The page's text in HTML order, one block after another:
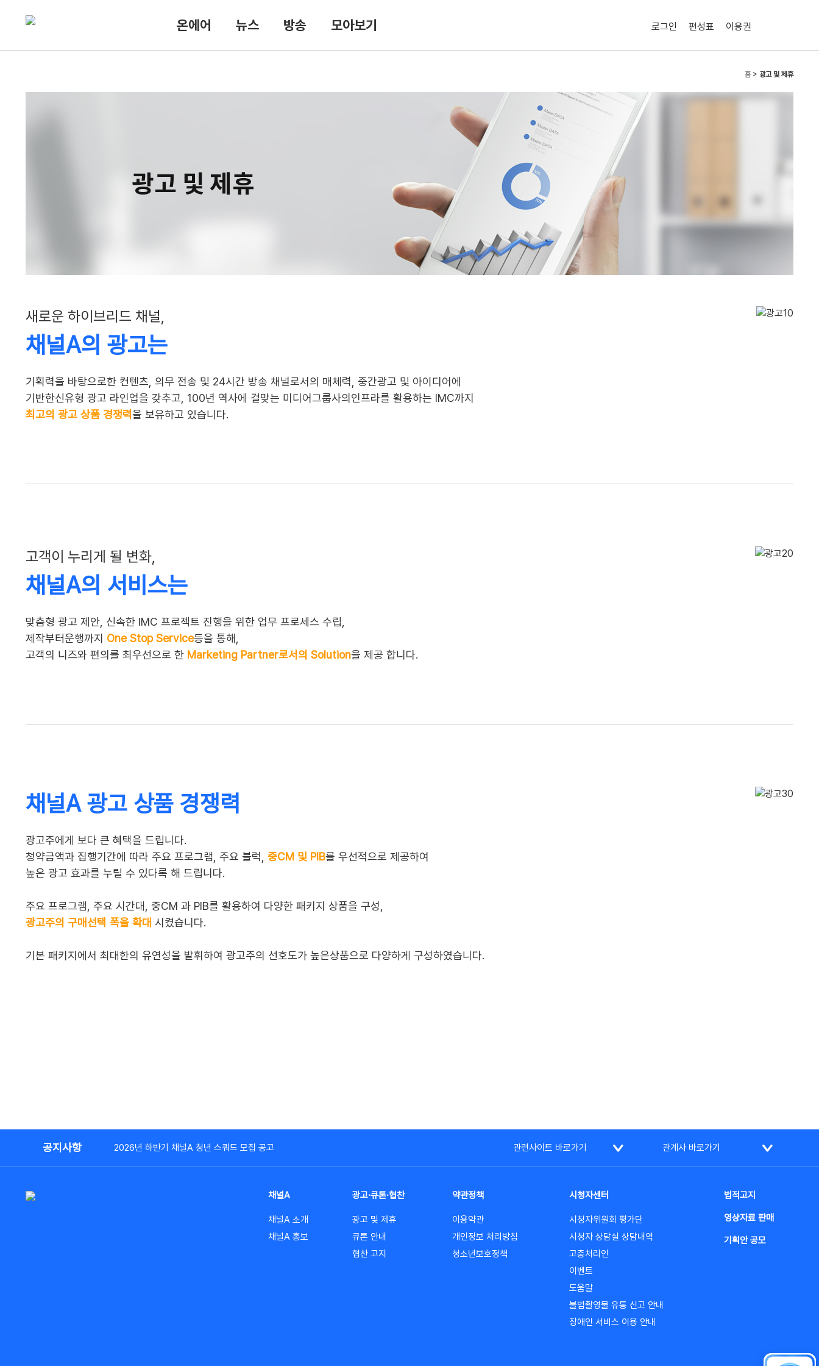
온에어 뉴스 방송 모아보기 로그인 편성표 이용권
홈 > 광고 및 제휴
새로운 하이브리드 채널,
채널A의 광고는
기획력을 바탕으로한 컨텐츠, 의무 전송 및 24시간 방송 채널로서의 매체력, 중간광고 및 아이디어에
기반한신유형 광고 라인업을 갖추고, 100년 역사에 걸맞는 미디어그룹사의인프라를 활용하는 IMC까지
최고의 광고 상품 경쟁력을 보유하고 있습니다.
고객이 누리게 될 변화,
채널A의 서비스는
맞춤형 광고 제안, 신속한 IMC 프로젝트 진행을 위한 업무 프로세스 수립,
제작부터운행까지 One Stop Service등을 통해,
고객의 니즈와 편의를 최우선으로 한 Marketing Partner로서의 Solution을 제공 합니다.
채널A 광고 상품 경쟁력
광고주에게 보다 큰 혜택을 드립니다.
청약금액과 집행기간에 따라 주요 프로그램, 주요 블럭, 중CM 및 PIB를 우선적으로 제공하여
높은 광고 효과를 누릴 수 있다록 해 드립니다.
주요 프로그램, 주요 시간대, 중CM 과 PIB를 활용하여 다양한 패키지 상품을 구성,
광고주의 구매선택 폭을 확대 시켰습니다.
기본 패키지에서 최대한의 유연성을 발휘하여 광고주의 선호도가 높은상품으로 다양하게 구성하였습니다.
공지사항 2026년 하반기 채널A 청년 스쿼드 모집 공고 관련사이트 바로가기 관계사 바로가기
채널A
채널A 소개
채널A 홍보
광고·큐톤·협찬
광고 및 제휴
큐톤 안내
협찬 고지
약관정책
이용약관
개인정보 처리방침
청소년보호정책
시청자센터
시청자위원회 평가단
시청자 상담실 상담내역
고충처리인
이벤트
도움말
불법촬영물 유통 신고 안내
장애인 서비스 이용 안내
법적고지
영상자료 판매
기획안 공모